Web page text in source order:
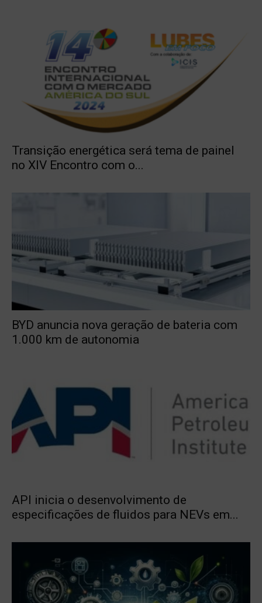
Transição energética será tema de painel
no XIV Encontro com o...
BYD anuncia nova geração de bateria com
1.000 km de autonomia
API inicia o desenvolvimento de
especificações de fluidos para NEVs em...